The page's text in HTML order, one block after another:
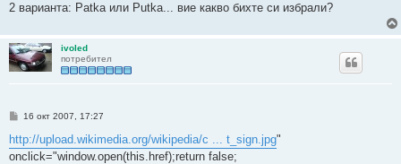
2 варианта: Patka или Putka... вие какво бихте си избрали?
ivoled
потребител
М
е
н
и
16 окт 2007, 17:27
http://upload.wikimedia.org/wikipedia/c ... t_sign.jpg"
onclick="window.open(this.href);return false;